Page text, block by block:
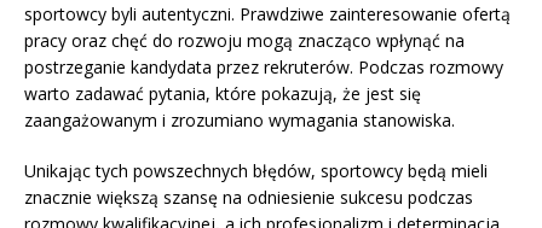
sportowcy byli autentyczni. Prawdziwe zainteresowanie ofertą
pracy oraz chęć do rozwoju mogą znacząco wpłynąć na
postrzeganie kandydata przez rekruterów. Podczas rozmowy
warto zadawać pytania, które pokazują, że jest się
zaangażowanym i zrozumiano wymagania stanowiska.
Unikając tych powszechnych błędów, sportowcy będą mieli
znacznie większą szansę na odniesienie sukcesu podczas